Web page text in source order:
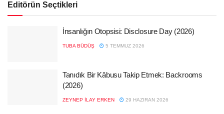
Editörün Seçtikleri
İnsanlığın Otopsisi: Disclosure Day (2026)
TUBA BÜDÜŞ 5 TEMMUZ 2026
Tanıdık Bir Kâbusu Takip Etmek: Backrooms
(2026)
ZEYNEP İLAY ERKEN 29 HAZIRAN 2026